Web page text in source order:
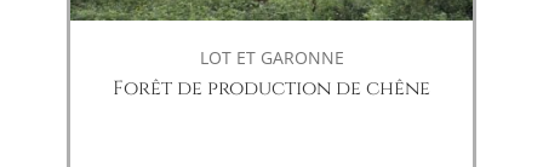
LOT ET GARONNE
Forêt de production de chêne